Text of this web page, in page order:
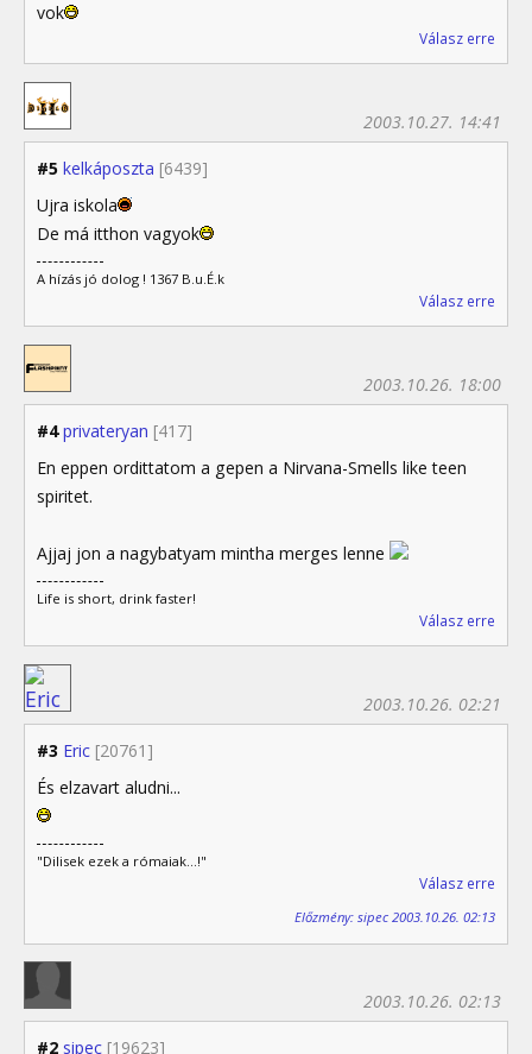
vok
Válasz erre
#5 kelkáposzta [6439]
2003.10.27. 14:41
Ujra iskola
De má itthon vagyok
A hízás jó dolog ! 1367 B.u.É.k
Válasz erre
#4 privateryan [417]
2003.10.26. 18:00
En eppen ordittatom a gepen a Nirvana-Smells like teen
spiritet.
Ajjaj jon a nagybatyam mintha merges lenne
Life is short, drink faster!
Válasz erre
#3 Eric [20761]
2003.10.26. 02:21
És elzavart aludni...
"Dilisek ezek a rómaiak...!"
Válasz erre
Előzmény: sipec 2003.10.26. 02:13
#2 sipec [19623]
2003.10.26. 02:13